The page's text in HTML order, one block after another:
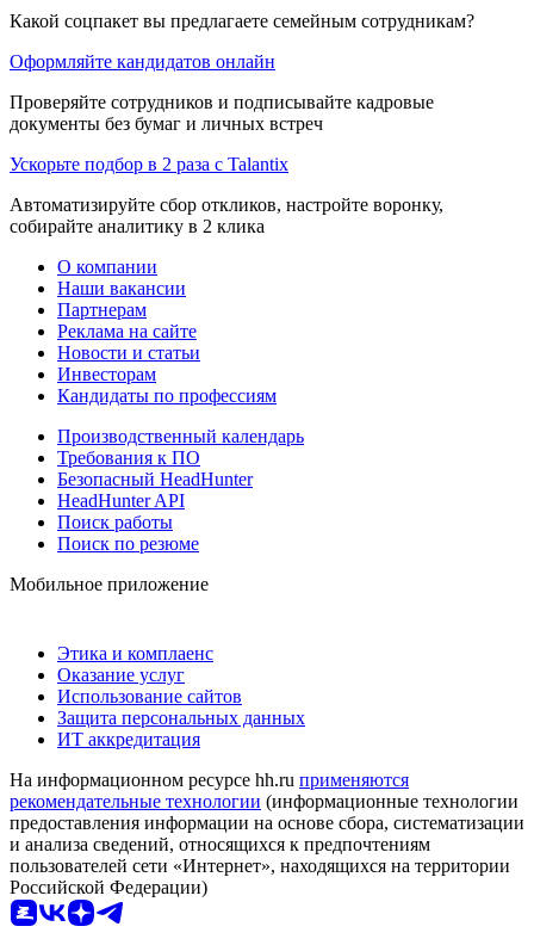
Какой соцпакет вы предлагаете семейным сотрудникам?
Оформляйте кандидатов онлайн
Проверяйте сотрудников и подписывайте кадровые
документы без бумаг и личных встреч
Ускорьте подбор в 2 раза с Talantix
Автоматизируйте сбор откликов, настройте воронку,
собирайте аналитику в 2 клика
О компании
Наши вакансии
Партнерам
Реклама на сайте
Новости и статьи
Инвесторам
Кандидаты по профессиям
Производственный календарь
Требования к ПО
Безопасный HeadHunter
HeadHunter API
Поиск работы
Поиск по резюме
Мобильное приложение
Этика и комплаенс
Оказание услуг
Использование сайтов
Защита персональных данных
ИТ аккредитация
На информационном ресурсе hh.ru применяются
рекомендательные технологии (информационные технологии
предоставления информации на основе сбора, систематизации
и анализа сведений, относящихся к предпочтениям
пользователей сети «Интернет», находящихся на территории
Российской Федерации)